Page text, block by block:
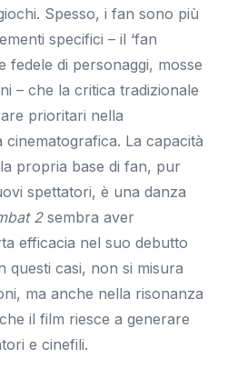
Spesso, i fan sono più
specifici – il ‘fan
fedele di personaggi, mosse
– che la critica tradizionale
prioritari nella
cinematografica. La capacità
propria base di fan, pur
spettatori, è una danza
2sembra aver
efficacia nel suo debutto
questi casi, non si misura
ma anche nella risonanza
il film riesce a generare
e cinefili.